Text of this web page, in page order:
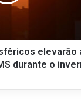
elevarão
durante o